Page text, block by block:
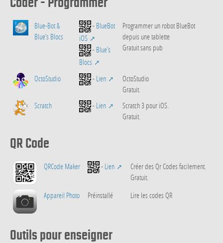
Blue-Bot &
Blue’s Blocs
- BlueBot
iOS
- Blue’s
Blocs
Programmer un robot BlueBot
depuis une tablette
Gratuit sans pub
OctoStudio - Lien
OctoStudio
Gratuit.
Scratch
- Lien
Scratch 3 pour iOS.
Gratuit.
QR Code
QRCode Maker - Lien
Créer des Qr Codes facilement.
Gratuit.
Appareil Photo
Préinstallé Lire les codes QR
Outils pour enseigner